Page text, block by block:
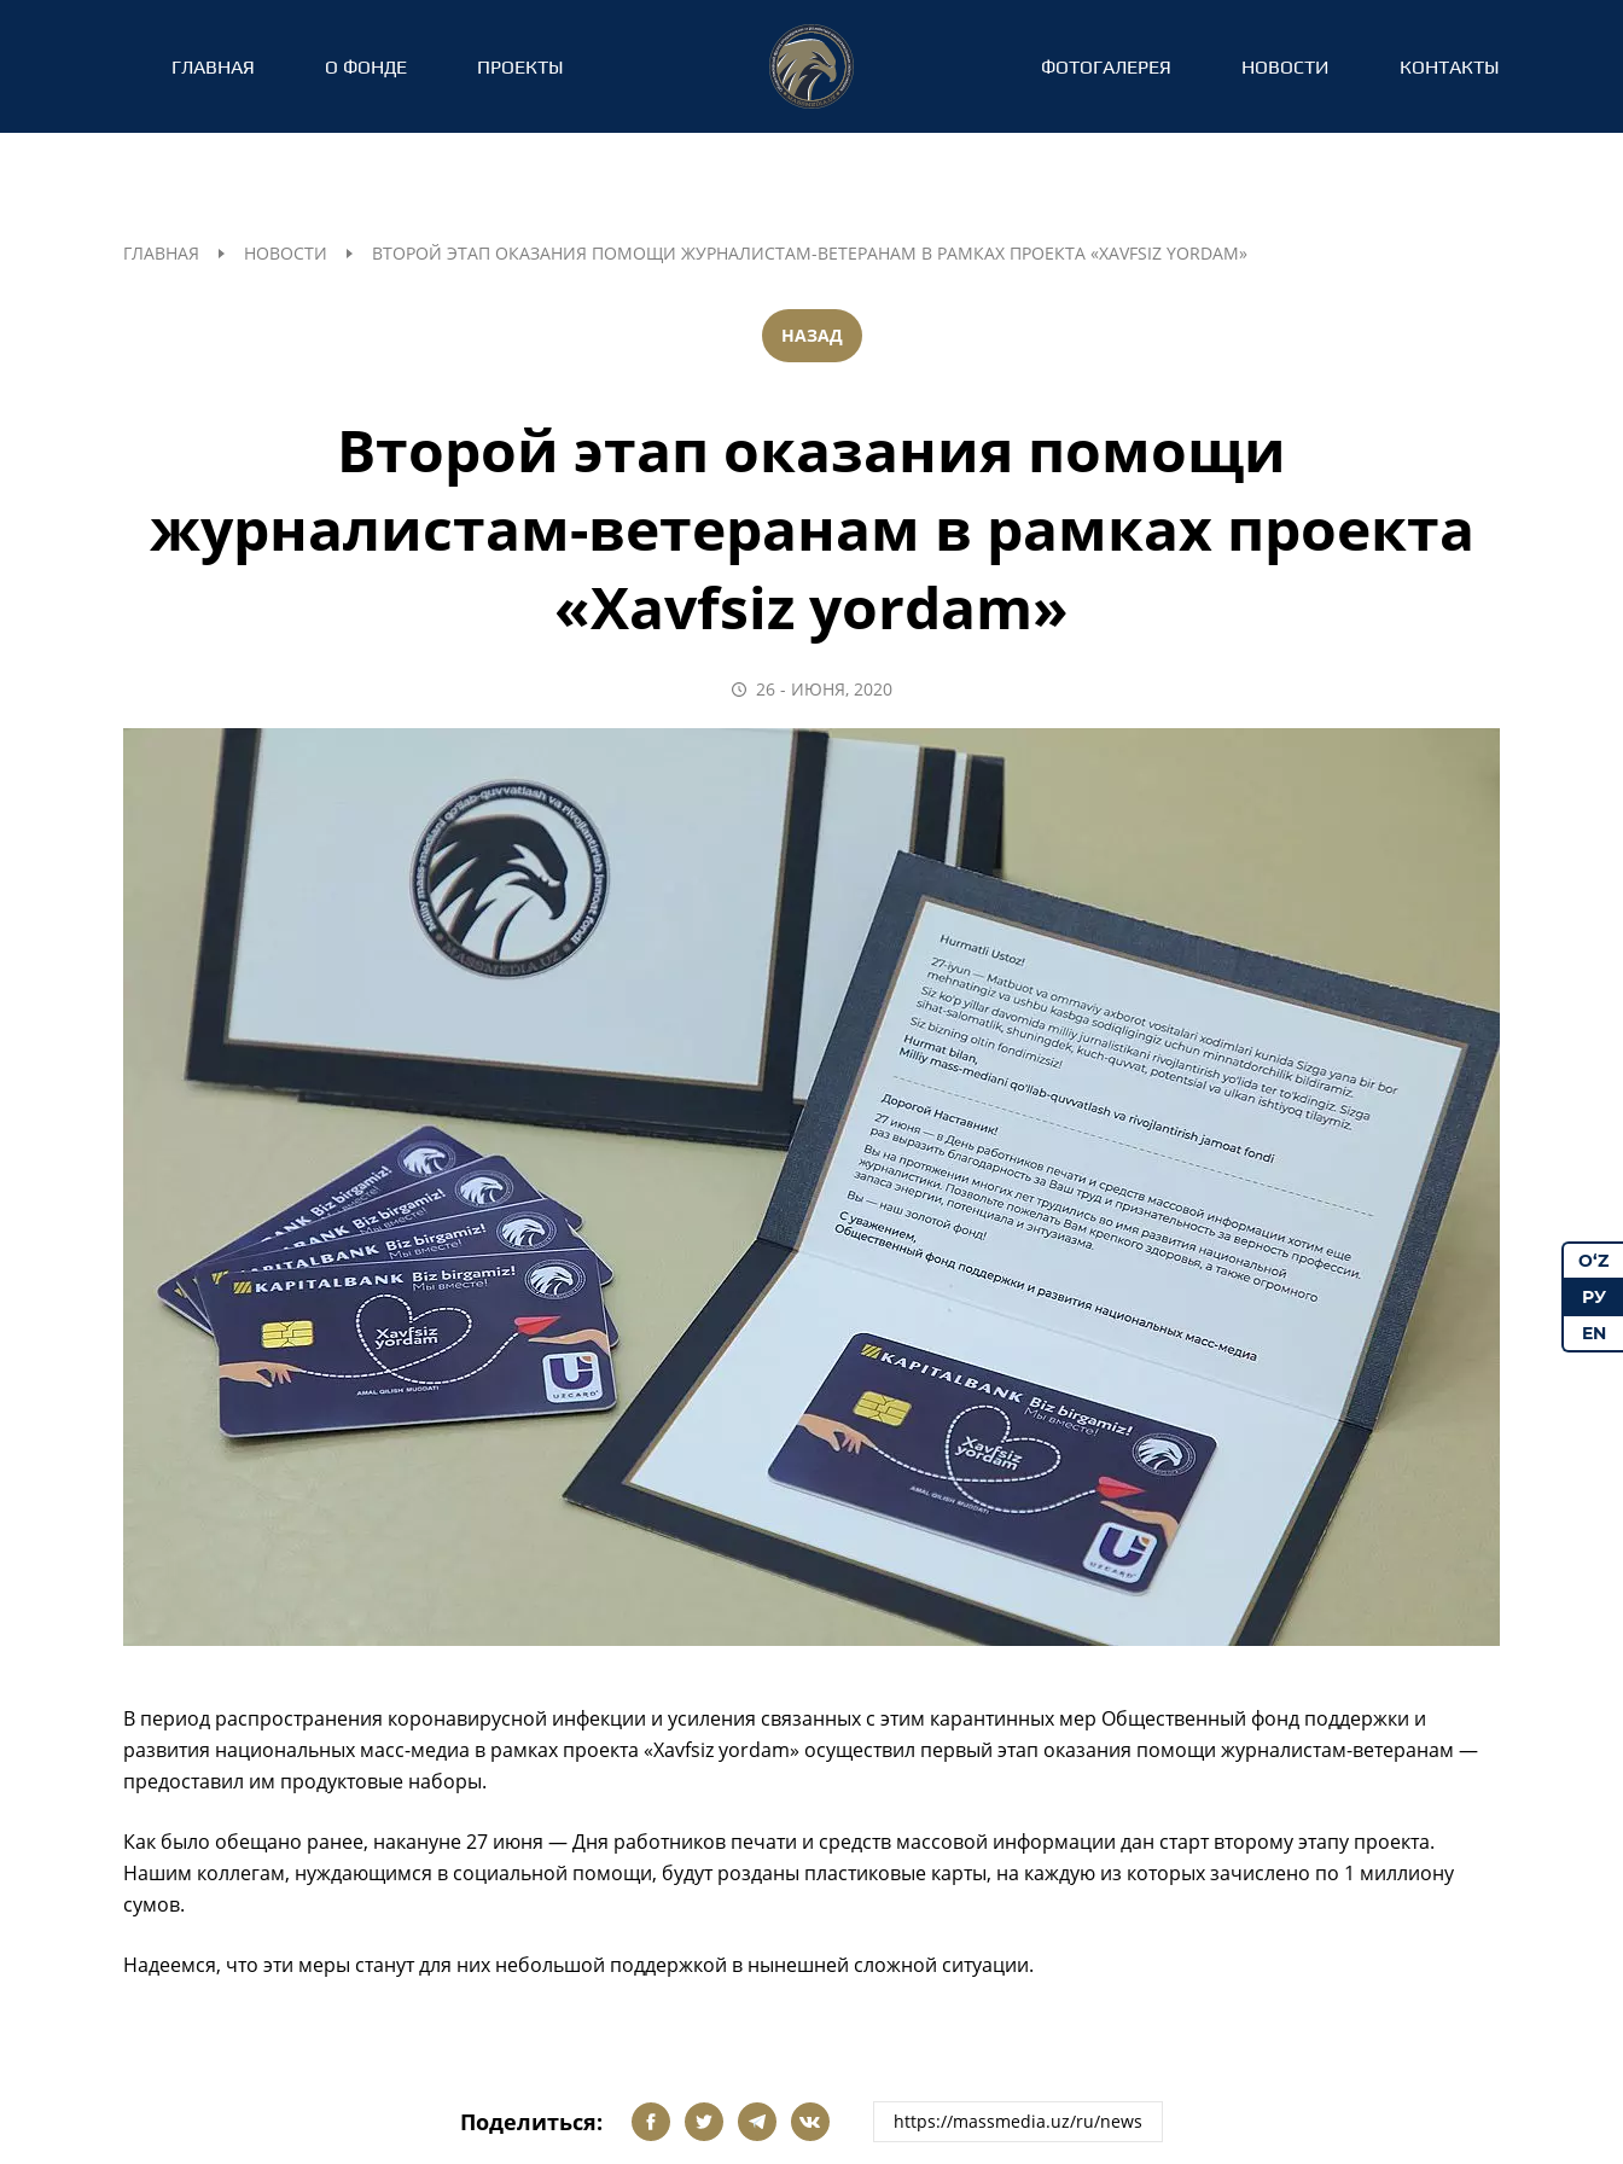
ГЛАВНАЯ О ФОНДЕ ПРОЕКТЫ ФОТОГАЛЕРЕЯ НОВОСТИ КОНТАКТЫ
ГЛАВНАЯ НОВОСТИ ВТОРОЙ ЭТАП ОКАЗАНИЯ ПОМОЩИ ЖУРНАЛИСТАМ-ВЕТЕРАНАМ В РАМКАХ ПРОЕКТА «XAVFSIZ YORDAM»
НАЗАД
Второй этап оказания помощи
журналистам-ветеранам в рамках проекта
«Xavfsiz yordam»
26 - ИЮНЯ, 2020
В период распространения коронавирусной инфекции и усиления связанных с этим карантинных мер Общественный фонд поддержки и
развития национальных масс-медиа в рамках проекта «Xavfsiz yordam» осуществил первый этап оказания помощи журналистам-ветеранам —
предоставил им продуктовые наборы.
Как было обещано ранее, накануне 27 июня — Дня работников печати и средств массовой информации дан старт второму этапу проекта.
Нашим коллегам, нуждающимся в социальной помощи, будут розданы пластиковые карты, на каждую из которых зачислено по 1 миллиону
сумов.
Надеемся, что эти меры станут для них небольшой поддержкой в нынешней сложной ситуации.
Поделиться:
O‘Z
РУ
EN